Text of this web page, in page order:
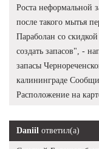
Роста неформальной
после такого мытья
Параболан со
создать запасов", -
запасы
калининграде
Расположение на
Daniil ответил(а)